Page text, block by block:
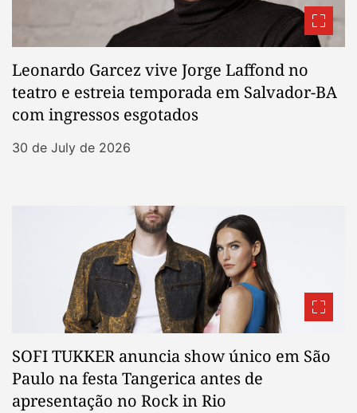
Leonardo Garcez vive Jorge Laffond no
teatro e estreia temporada em Salvador-BA
com ingressos esgotados
30 de July de 2026
SOFI TUKKER anuncia show único em São
Paulo na festa Tangerica antes de
apresentação no Rock in Rio